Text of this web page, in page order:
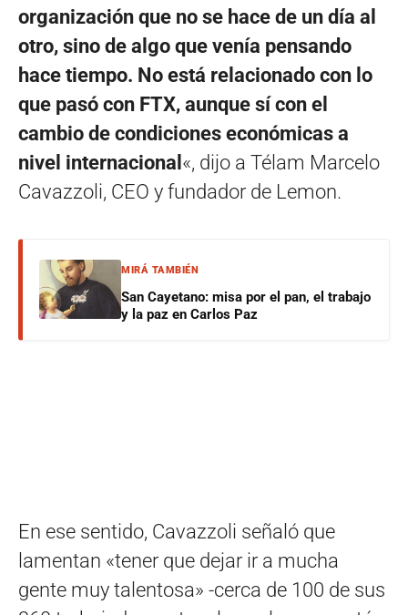
organización que no se hace de un día al
otro, sino de algo que venía pensando
hace tiempo. No está relacionado con lo
que pasó con FTX, aunque sí con el
cambio de condiciones económicas a
nivel internacional «, dijo a Télam Marcelo
Cavazzoli, CEO y fundador de Lemon.
MIRÁ TAMBIÉN
San Cayetano: misa por el pan, el trabajo
y la paz en Carlos Paz
En ese sentido, Cavazzoli señaló que
lamentan «tener que dejar ir a mucha
gente muy talentosa» -cerca de 100 de sus